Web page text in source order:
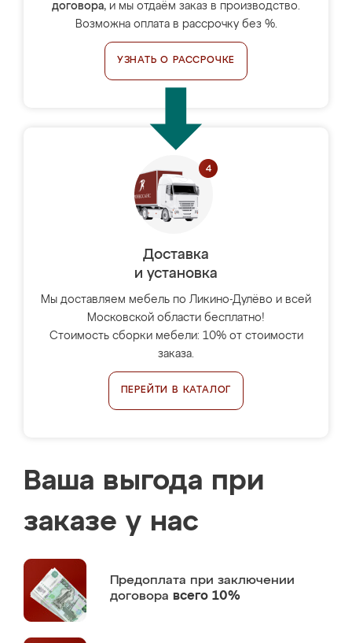
договора, и мы отдаём заказ в производство.
Возможна оплата в рассрочку без %.
УЗНАТЬ О РАССРОЧКЕ
Доставка
и установка
Мы доставляем мебель по Ликино-Дулёво и всей
Московской области бесплатно!
Стоимость сборки мебели: 10% от стоимости
заказа.
ПЕРЕЙТИ В КАТАЛОГ
Ваша выгода при
заказе у нас
Предоплата при заключении
договора всего 10%